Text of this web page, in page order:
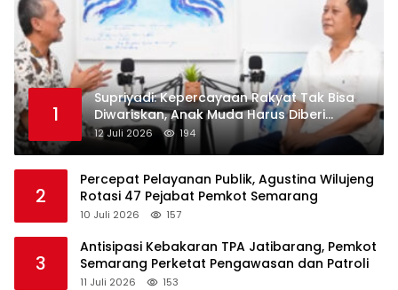
1
Supriyadi: Kepercayaan Rakyat Tak Bisa
Diwariskan, Anak Muda Harus Diberi
Ruang Memimpin
12 Juli 2026 194
2
Percepat Pelayanan Publik, Agustina Wilujeng
Rotasi 47 Pejabat Pemkot Semarang
10 Juli 2026 157
3
Antisipasi Kebakaran TPA Jatibarang, Pemkot
Semarang Perketat Pengawasan dan Patroli
11 Juli 2026 153